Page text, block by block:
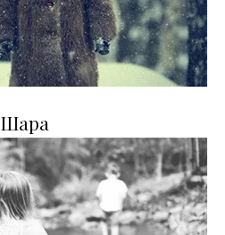
Шара